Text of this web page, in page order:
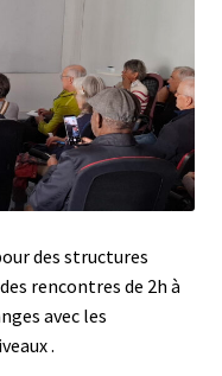
des structures
rencontres de 2h à
avec les
.